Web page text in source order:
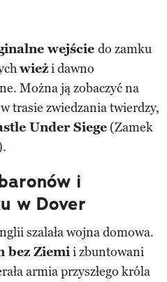
wejście do zamku
wieżi dawno
Można ją zobaczyć na
trasie zwiedzania twierdzy,
Under Siege (Zamek
i
w Dover
szalała wojna domowa.
bez Ziemii zbuntowani
armia przyszłego króla